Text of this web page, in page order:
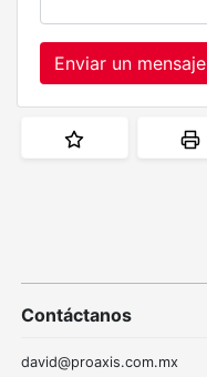
Enviar un mensaje
Contáctanos
david@proaxis.com.mx